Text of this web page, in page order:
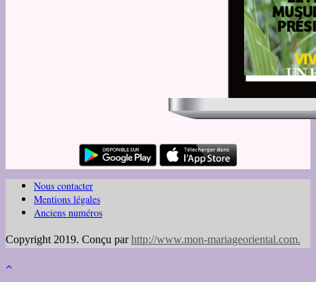
Nous contacter
Mentions légales
Anciens numéros
Copyright 2019. Conçu parhttp://www.mon-mariageoriental.com.